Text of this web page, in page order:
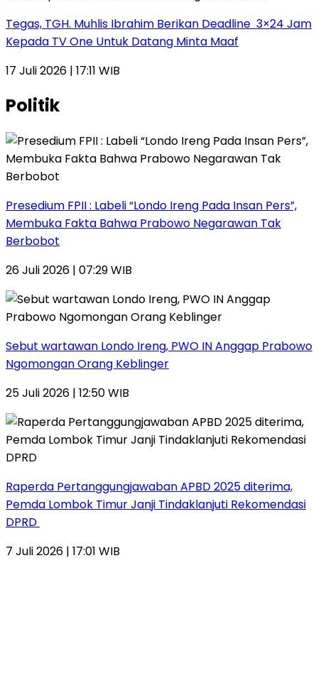
Tegas, TGH. Muhlis Ibrahim Berikan Deadline 3×24 Jam
Kepada TV One Untuk Datang Minta Maaf
17 Juli 2026 | 17:11 WIB
Politik
Presedium FPII : Labeli “Londo Ireng Pada Insan Pers”,
Membuka Fakta Bahwa Prabowo Negarawan Tak
Berbobot
26 Juli 2026 | 07:29 WIB
Sebut wartawan Londo Ireng, PWO IN Anggap Prabowo
Ngomongan Orang Keblinger
25 Juli 2026 | 12:50 WIB
Raperda Pertanggungjawaban APBD 2025 diterima,
Pemda Lombok Timur Janji Tindaklanjuti Rekomendasi
DPRD
7 Juli 2026 | 17:01 WIB